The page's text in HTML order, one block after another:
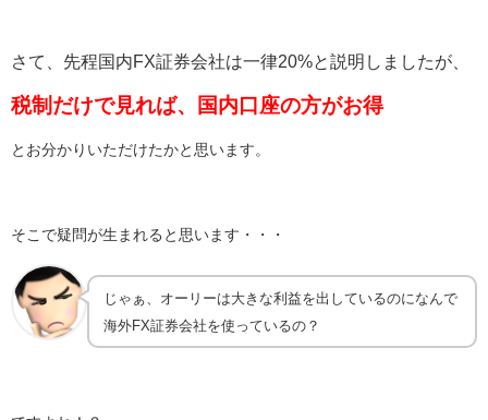
さて、先程国内FX証券会社は一律20%と説明しましたが、
税制だけで見れば、国内口座の方がお得
とお分かりいただけたかと思います。
そこで疑問が生まれると思います・・・
じゃぁ、オーリーは大きな利益を出しているのになんで
海外FX証券会社を使っているの？